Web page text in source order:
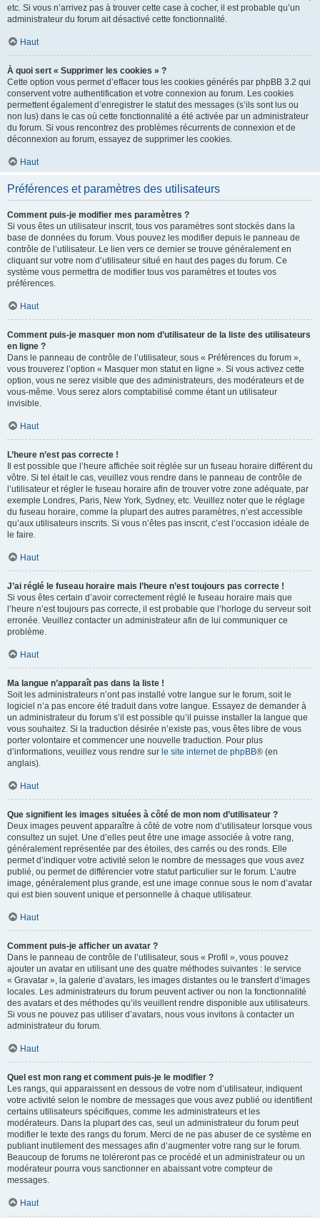
etc. Si vous n’arrivez pas à trouver cette case à cocher, il est probable qu’un
administrateur du forum ait désactivé cette fonctionnalité.
Haut
À quoi sert « Supprimer les cookies » ?
Cette option vous permet d’effacer tous les cookies générés par phpBB 3.2 qui
conservent votre authentification et votre connexion au forum. Les cookies
permettent également d’enregistrer le statut des messages (s’ils sont lus ou
non lus) dans le cas où cette fonctionnalité a été activée par un administrateur
du forum. Si vous rencontrez des problèmes récurrents de connexion et de
déconnexion au forum, essayez de supprimer les cookies.
Haut
Préférences et paramètres des utilisateurs
Comment puis-je modifier mes paramètres ?
Si vous êtes un utilisateur inscrit, tous vos paramètres sont stockés dans la
base de données du forum. Vous pouvez les modifier depuis le panneau de
contrôle de l’utilisateur. Le lien vers ce dernier se trouve généralement en
cliquant sur votre nom d’utilisateur situé en haut des pages du forum. Ce
système vous permettra de modifier tous vos paramètres et toutes vos
préférences.
Haut
Comment puis-je masquer mon nom d’utilisateur de la liste des utilisateurs
en ligne ?
Dans le panneau de contrôle de l’utilisateur, sous « Préférences du forum »,
vous trouverez l’option « Masquer mon statut en ligne ». Si vous activez cette
option, vous ne serez visible que des administrateurs, des modérateurs et de
vous-même. Vous serez alors comptabilisé comme étant un utilisateur
invisible.
Haut
L’heure n’est pas correcte !
Il est possible que l’heure affichée soit réglée sur un fuseau horaire différent du
vôtre. Si tel était le cas, veuillez vous rendre dans le panneau de contrôle de
l’utilisateur et régler le fuseau horaire afin de trouver votre zone adéquate, par
exemple Londres, Paris, New York, Sydney, etc. Veuillez noter que le réglage
du fuseau horaire, comme la plupart des autres paramètres, n’est accessible
qu’aux utilisateurs inscrits. Si vous n’êtes pas inscrit, c’est l’occasion idéale de
le faire.
Haut
J’ai réglé le fuseau horaire mais l’heure n’est toujours pas correcte !
Si vous êtes certain d’avoir correctement réglé le fuseau horaire mais que
l’heure n’est toujours pas correcte, il est probable que l’horloge du serveur soit
erronée. Veuillez contacter un administrateur afin de lui communiquer ce
problème.
Haut
Ma langue n’apparaît pas dans la liste !
Soit les administrateurs n’ont pas installé votre langue sur le forum, soit le
logiciel n’a pas encore été traduit dans votre langue. Essayez de demander à
un administrateur du forum s’il est possible qu’il puisse installer la langue que
vous souhaitez. Si la traduction désirée n’existe pas, vous êtes libre de vous
porter volontaire et commencer une nouvelle traduction. Pour plus
d’informations, veuillez vous rendre sur le site internet de phpBB® (en
anglais).
Haut
Que signifient les images situées à côté de mon nom d’utilisateur ?
Deux images peuvent apparaître à côté de votre nom d’utilisateur lorsque vous
consultez un sujet. Une d’elles peut être une image associée à votre rang,
généralement représentée par des étoiles, des carrés ou des ronds. Elle
permet d’indiquer votre activité selon le nombre de messages que vous avez
publié, ou permet de différencier votre statut particulier sur le forum. L’autre
image, généralement plus grande, est une image connue sous le nom d’avatar
qui est bien souvent unique et personnelle à chaque utilisateur.
Haut
Comment puis-je afficher un avatar ?
Dans le panneau de contrôle de l’utilisateur, sous « Profil », vous pouvez
ajouter un avatar en utilisant une des quatre méthodes suivantes : le service
« Gravatar », la galerie d’avatars, les images distantes ou le transfert d’images
locales. Les administrateurs du forum peuvent activer ou non la fonctionnalité
des avatars et des méthodes qu’ils veuillent rendre disponible aux utilisateurs.
Si vous ne pouvez pas utiliser d’avatars, nous vous invitons à contacter un
administrateur du forum.
Haut
Quel est mon rang et comment puis-je le modifier ?
Les rangs, qui apparaissent en dessous de votre nom d’utilisateur, indiquent
votre activité selon le nombre de messages que vous avez publié ou identifient
certains utilisateurs spécifiques, comme les administrateurs et les
modérateurs. Dans la plupart des cas, seul un administrateur du forum peut
modifier le texte des rangs du forum. Merci de ne pas abuser de ce système en
publiant inutilement des messages afin d’augmenter votre rang sur le forum.
Beaucoup de forums ne toléreront pas ce procédé et un administrateur ou un
modérateur pourra vous sanctionner en abaissant votre compteur de
messages.
Haut